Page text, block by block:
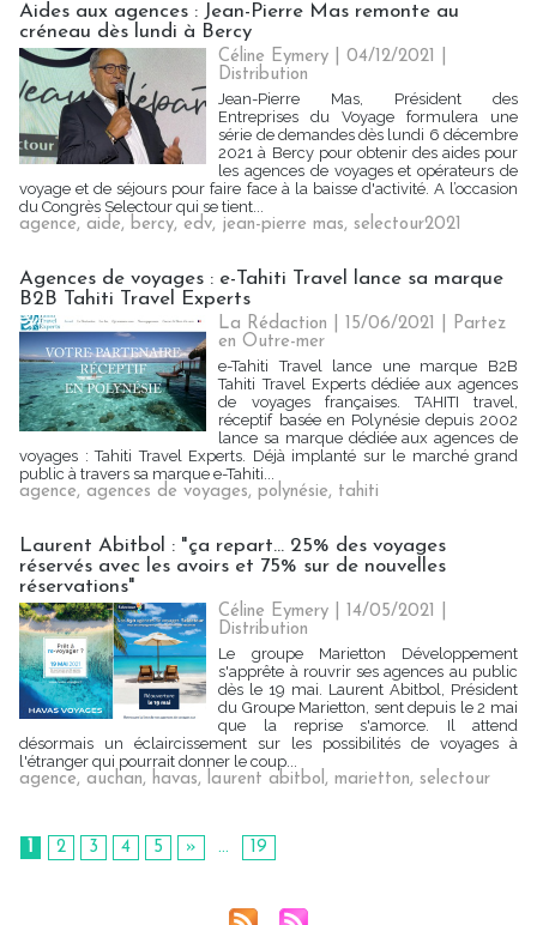
Aides aux agences : Jean-Pierre Mas remonte au
créneau dès lundi à Bercy
Céline Eymery | 04/12/2021
Distribution
Jean-Pierre Mas, Président des
Entreprises du Voyage formulera une
série de demandes dès lundi 6 décembre
2021 à Bercy pour obtenir des aides pour
les agences de voyages et opérateurs de
voyage et de séjours pour faire face à la baisse d'activité. A l’occasion
du Congrès Selectour qui se tient...
agence, aide, bercy, edv, jean-pierre mas, selectour2021
Agences de voyages : e-Tahiti Travel lance sa marque
B2B Tahiti Travel Experts
La Rédaction | 15/06/2021
Partez
en Outre-mer
e-Tahiti Travel lance une marque B2B
Tahiti Travel Experts dédiée aux agences
de voyages françaises. TAHITI travel,
réceptif basée en Polynésie depuis 2002
lance sa marque dédiée aux agences de
voyages : Tahiti Travel Experts. Déjà implanté sur le marché grand
public à travers sa marque e-Tahiti...
agence, agences de voyages, polynésie, tahiti
Laurent Abitbol : "ça repart... 25% des voyages
réservés avec les avoirs et 75% sur de nouvelles
réservations"
Céline Eymery | 14/05/2021
Distribution
Le groupe Marietton Développement
s'apprête à rouvrir ses agences au public
dès le 19 mai. Laurent Abitbol, Président
du Groupe Marietton, sent depuis le 2 mai
que la reprise s'amorce. Il attend
désormais un éclaircissement sur les possibilités de voyages à
l'étranger qui pourrait donner le coup...
agence, auchan, havas, laurent abitbol, marietton, selectour
1 2 3 4 5 » ... 19